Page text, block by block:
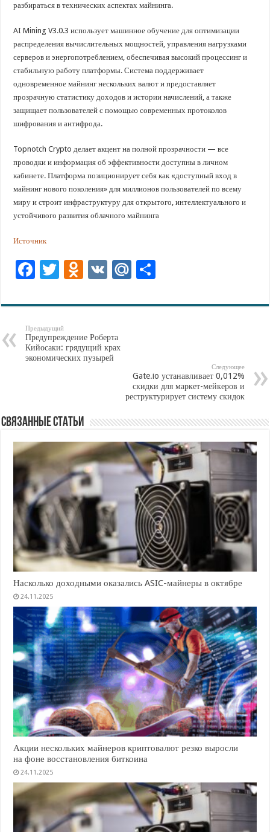
разбираться в технических аспектах майнинга.
AI Mining V3.0.3 использует машинное обучение для оптимизации
распределения вычислительных мощностей, управления нагрузками
серверов и энергопотреблением, обеспечивая высокий процессинг и
стабильную работу платформы. Система поддерживает
одновременное майнинг нескольких валют и предоставляет
прозрачную статистику доходов и истории начислений, а также
защищает пользователей с помощью современных протоколов
шифрования и антифрода.
Topnotch Crypto делает акцент на полной прозрачности — все
проводки и информация об эффективности доступны в личном
кабинете. Платформа позиционирует себя как «доступный вход в
майнинг нового поколения» для миллионов пользователей по всему
миру и строит инфраструктуру для открытого, интеллектуального и
устойчивого развития облачного майнинга
Источник
F
e
b
o
o
T
tt
er
O
n
kl
as
ki
V
M
l.
ра
Предыдущий
Предупреждение Роберта
Кийосаки: грядущий крах
экономических пузырей
Следующее
Gate.io устанавливает 0,012%
скидки для маркет-мейкеров и
реструктурирует систему скидок
Связанные статьи
Насколько доходными оказались ASIC-майнеры в октябре
24.11.2025
Акции нескольких майнеров криптовалют резко выросли
на фоне восстановления биткоина
24.11.2025